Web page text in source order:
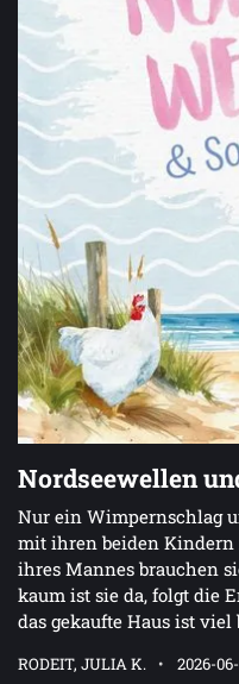
Nordseewellen
Nur ein Wimpernschlag
mit ihren beiden Kindern
ihres Mannes brauchen
kaum ist sie da, folgt die
das gekaufte Haus ist
RODEIT, JULIA K. 2026-